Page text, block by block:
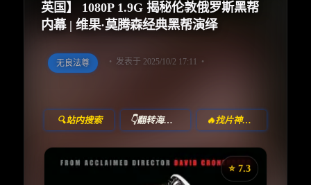
英国】 1080P 1.9G 揭秘伦敦俄罗斯黑帮
内幕 | 维果·莫腾森经典黑帮演绎
无良法尊 发表于 2025/10/2 17:11
🔍站内搜索 👇翻转海报！ 🔥找片神器🔥
⭐️ 7.3
《东方的承诺》